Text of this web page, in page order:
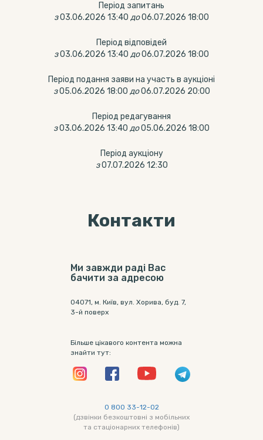
Період запитань
з03.06.2026 13:40 до06.07.2026 18:00
Період відповідей
з03.06.2026 13:40 до06.07.2026 18:00
Період подання заяви на участь в аукціоні
з 05.06.2026 18:00 до 06.07.2026 20:00
Період редагування
з03.06.2026 13:40 до05.06.2026 18:00
Період аукціону
з 07.07.2026 12:30
Контакти
Ми завжди раді Вас
бачити за адресою
04071, м. Київ, вул. Хорива, буд. 7,
3-й поверх
Більше цікавого контента можна
знайти тут:
0 800 33-12-02
(дзвінки безкоштовні з мобільних
та стаціонарних телефонів)